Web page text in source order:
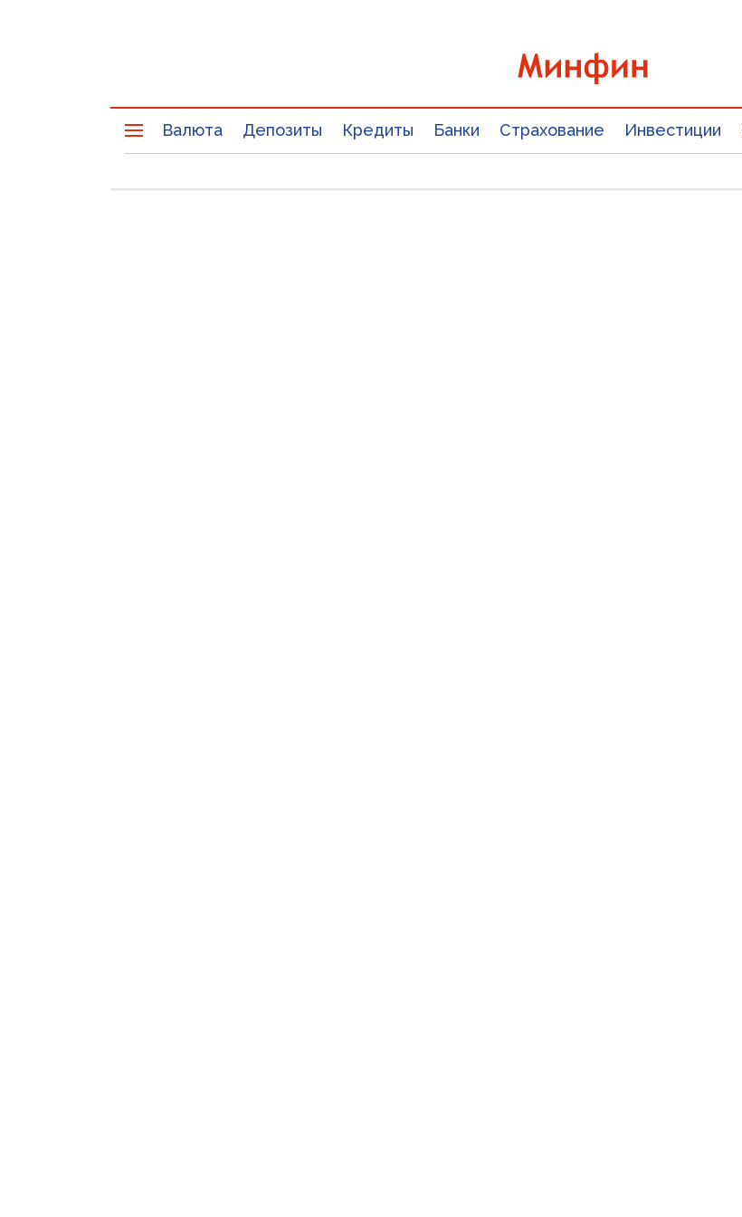
Валюта Депозиты Кредиты Банки Страхование Инвестиции